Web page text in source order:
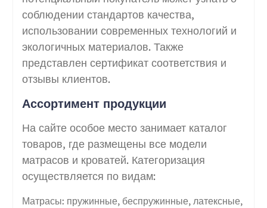
соблюдении стандартов качества,
использовании современных технологий и
экологичных материалов. Также
представлен сертификат соответствия и
отзывы клиентов.
Ассортимент продукции
На сайте особое место занимает каталог
товаров, где размещены все модели
матрасов и кроватей. Категоризация
осуществляется по видам:
Матрасы: пружинные, беспружинные, латексные,